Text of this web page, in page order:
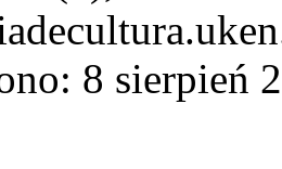
8 sierpień